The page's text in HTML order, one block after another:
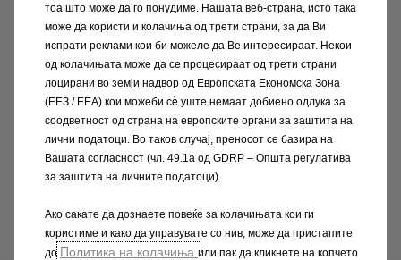
Дизајнот на Opel на Instagram
Сакате да дознаете повеќе за GT X
Experimental и да добиете увид во дизајнот
на Opel? Нашиот раководител на одделот за
дизајн Марк Адамс е тука за вас.
Однеси ме на Instagram!
тоа што може да го понудиме. Нашата веб-страна, исто така
може да користи и колачиња од трети страни, за да Ви
испрати реклами кои би можеле да Ве интересираат. Некои
од колачињата може да се процесираат од трети страни
лоцирани во земји надвор од Европската Економска Зона
(ЕЕЗ / EEA) кои можеби сѐ уште немаат добиено одлука за
соодветност од страна на европските органи за заштита на
лични податоци. Во таков случај, преносот се базира на
Вашата согласност (чл. 49.1а од GDRP – Општа регулатива
за заштита на личните податоци).
Ако сакате да дознаете повеќе за колачињата кои ги
користиме и како да управувате со нив, може да пристапите
до Политика на колачиња или пак да кликнете на копчето